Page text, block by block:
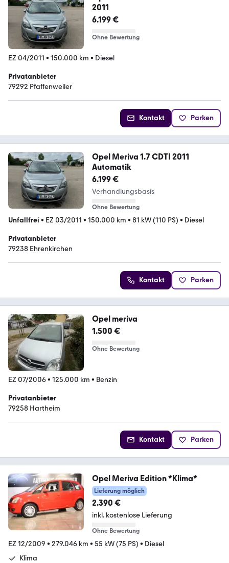
2011
6.199 €
Ohne Bewertung
EZ 04/2011 • 150.000 km • Diesel
Privatanbieter
79292 Pfaffenweiler
Kontakt Parken
Opel Meriva 1.7 CDTI 2011
Automatik
6.199 €
Verhandlungsbasis
Ohne Bewertung
Unfallfrei • EZ 03/2011 • 150.000 km • 81 kW (110 PS) • Diesel
Privatanbieter
79238 Ehrenkirchen
Kontakt Parken
Opel meriva
1.500 €
Ohne Bewertung
EZ 07/2006• 125.000 km • Benzin
Privatanbieter
79258 Hartheim
Kontakt Parken
Opel Meriva Edition *Klima*
Lieferung möglich
2.390 €
inkl. kostenlose Lieferung
Ohne Bewertung
EZ 12/2009 • 279.046 km • 55 kW (75 PS) • Diesel
Klima